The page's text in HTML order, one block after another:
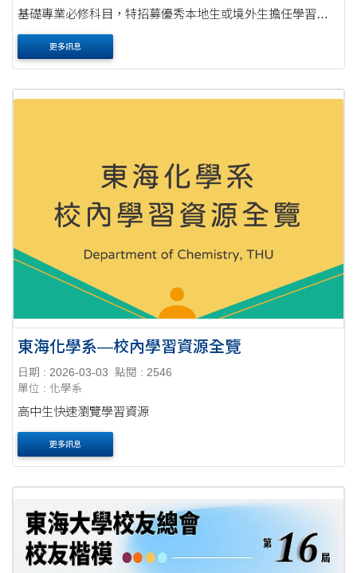
基礎專業必修科目，特招募優秀本地生或境外生擔任學習學
伴。 二、施行細則及各系所推薦方式： 實施科目：各科系必
修專業課目(華語學伴將由國際處配....
更多訊息
東海化學系—校內學習資源全覽
日期 : 2026-03-03
點閱 : 2546
單位 : 化學系
高中生快速瀏覽學習資源
更多訊息